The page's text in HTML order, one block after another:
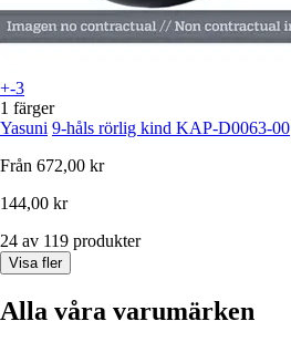
+-3
1 färger
Yasuni 9-håls rörlig kind KAP-D0063-00
Från 672,00 kr
144,00 kr
24 av 119 produkter
Visa fler
Alla våra varumärken